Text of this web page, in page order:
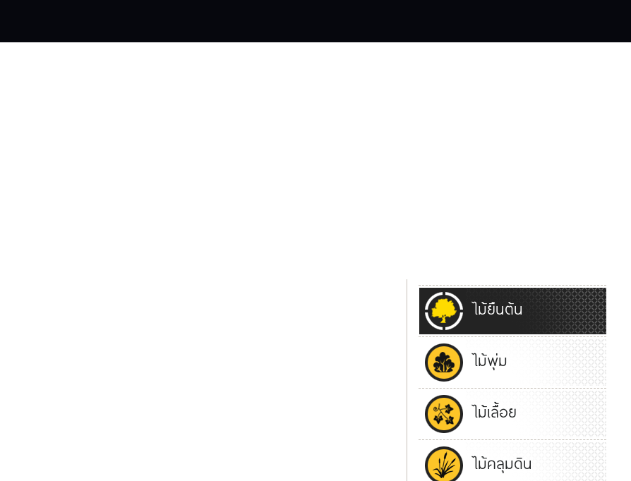
ไม้ยืนต้น
ไม้พุ่ม
ไม้เลื้อย
ไม้คลุมดิน